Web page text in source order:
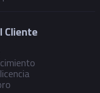
Cliente